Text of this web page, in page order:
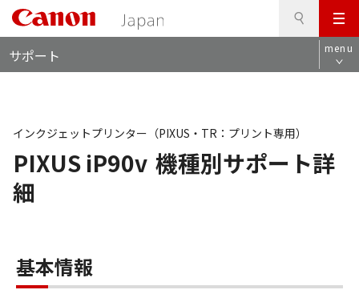
メ
ニ
ュ
サポート menu
PIXUS iP90v 機種別サポート詳
細
インクジェットプリンター（PIXUS・TR：プリント専用）
基本情報